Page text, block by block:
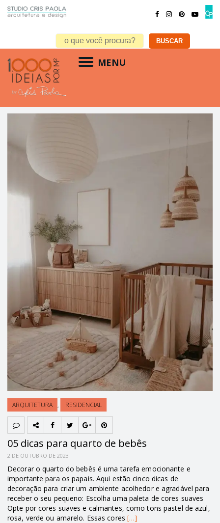
MENU
ARQUITETURA , RESIDENCIAL
05 dicas para quarto de bebês
2 DE OUTUBRO DE 2023
Decorar o quarto do bebês é uma tarefa emocionante e
importante para os papais. Aqui estão cinco dicas de
decoração para criar um ambiente acolhedor e agradável para
receber o seu pequeno: Escolha uma paleta de cores suaves
Opte por cores suaves e calmantes, como tons pastel de azul,
rosa, verde ou amarelo. Essas cores[…]